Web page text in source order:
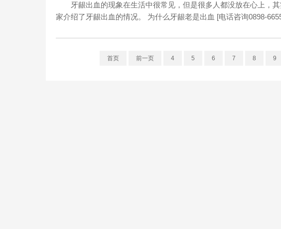
牙龈出血的现象在生活中很常见，但是很多人都没放在心上，其
家介绍了牙龈出血的情况。 为什么牙龈老是出血 [电话咨询0898-
首页 前一页 4 5 6 7 8 9